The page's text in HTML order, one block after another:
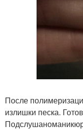
После
излишки песка.